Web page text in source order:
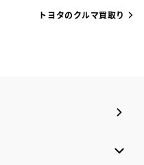
トヨタのクルマ買取り